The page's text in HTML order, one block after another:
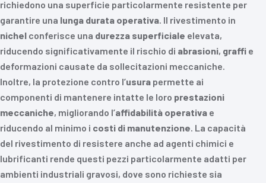
richiedono una superficie particolarmente resistente per
garantire una lunga durata operativa. Il rivestimento in
nichel conferisce una durezza superficiale elevata,
riducendo significativamente il rischio di abrasioni, graffi e
deformazioni causate da sollecitazioni meccaniche.
Inoltre, la protezione contro l’usura permette ai
componenti di mantenere intatte le loro prestazioni
meccaniche, migliorando l’affidabilità operativa e
riducendo al minimo i costi di manutenzione. La capacità
del rivestimento di resistere anche ad agenti chimici e
lubrificanti rende questi pezzi particolarmente adatti per
ambienti industriali gravosi, dove sono richieste sia